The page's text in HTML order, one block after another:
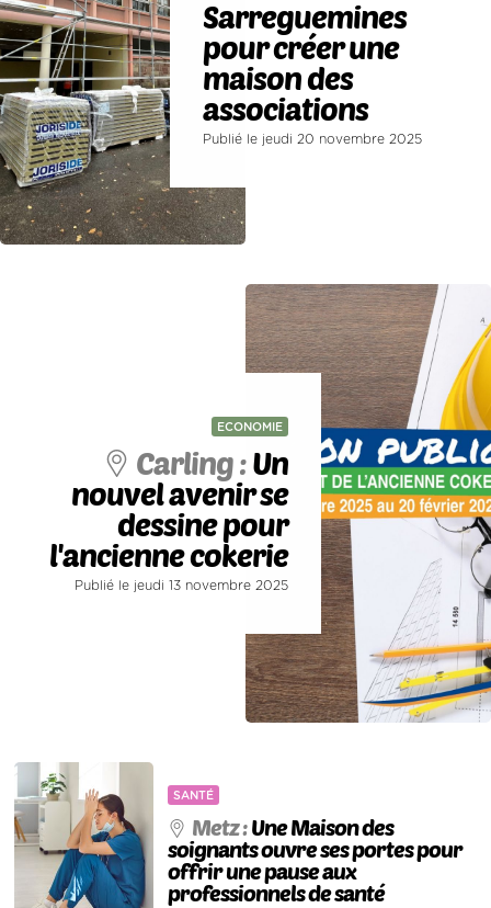
Sarreguemines
pour créer une
maison des
associations
Publié le jeudi 20 novembre 2025
ECONOMIE
Carling :Un
nouvel avenir se
dessine pour
l'ancienne cokerie
Publié le jeudi 13 novembre 2025
SANTÉ
Metz :Une Maison des
soignants ouvre ses portes pour
offrir une pause aux
professionnels de santé